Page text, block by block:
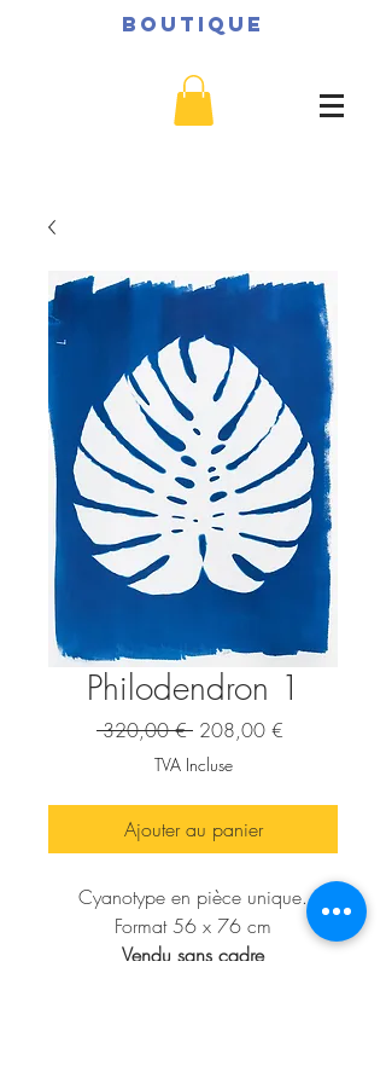
BOUTIQUE
Philodendron 1
320,00 € Prix
original
208,00 €
TVA Incluse
Ajouter au panier
Cyanotype en pièce unique.
Format 56 x 76 cm
Vendu sans cadre